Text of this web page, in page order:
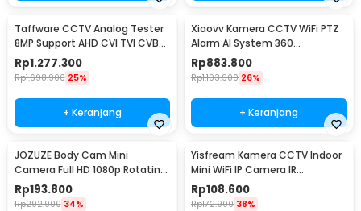
Taffware CCTV Analog Tester
8MP Support AHD CVI TVI CVBS
HDMI VGA - IV8W
Rp1.277.300
Rp1.698.900 25%
+ Keranjang
Xiaovv Kamera CCTV WiFi PTZ
Alarm AI System 360
Panoramic 2K 5MP H.265 - Q11
Rp883.800
Rp1.193.900 26%
+ Keranjang
JOZUZE Body Cam Mini
Camera Full HD 1080p Rotating
Lens 1000mAh - L11
Rp193.800
Rp292.900 34%
Yisfream Kamera CCTV Indoor
Mini WiFi IP Camera IR
Detection 1MP 480P - Y-36
Rp108.600
Rp172.900 38%